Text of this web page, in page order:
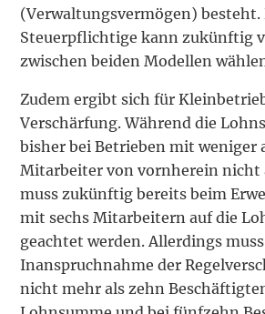
(Verwaltungsvermögen) besteht.
Steuerpflichtige kann zukünftig
zwischen beiden Modellen
Zudem ergibt sich für
Verschärfung. Während die
bisher bei Betrieben mit weniger
Mitarbeiter von vornherein nicht
muss zukünftig bereits beim
mit sechs Mitarbeitern auf die
geachtet werden. Allerdings
Inanspruchnahme der
nicht mehr als zehn